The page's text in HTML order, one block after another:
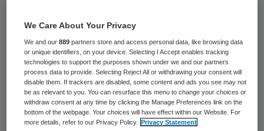
ze niet. Ik heb het een keer geprobeerd
maar toen schoffelde er eentje alle plantjes
om.” Karel, coördinator van de
plantsoenendienst, schiet in de lach, hij ziet
het weer voor zich. Hij schudt zijn hoofd
nog eens en zegt als antwoord op mijn
We Care About Your Privacy
We and our889 partners store and access personal data, like browsing data
or unique identifiers, on your device. Selecting I Accept enables tracking
technologies to support the purposes shown under we and our partners
process data to provide. Selecting Reject All or withdrawing your consent will
disable them. If trackers are disabled, some content and ads you see may not
be as relevant to you. You can resurface this menu to change your choices or
withdraw consent at any time by clicking the Manage Preferences link on the
bottom of the webpage. Your choices will have effect within our Website. For
more details, refer to our Privacy Policy.
Privacy Statement